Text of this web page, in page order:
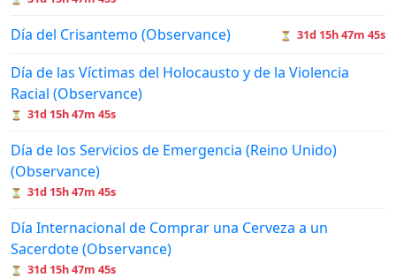
Día del Crisantemo (Observance) ⏳ 31d 15h 47m 45s
Día de las Víctimas del Holocausto y de la Violencia
Racial (Observance)
⏳ 31d 15h 47m 45s
Día de los Servicios de Emergencia (Reino Unido)
(Observance)
⏳ 31d 15h 47m 45s
Día Internacional de Comprar una Cerveza a un
Sacerdote (Observance)
⏳ 31d 15h 47m 45s